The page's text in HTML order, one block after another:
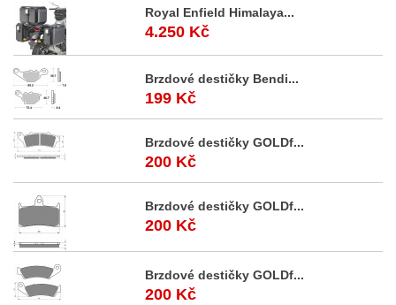
Royal Enfield Himalaya...
4.250 Kč
Brzdové destičky Bendi...
199 Kč
Brzdové destičky GOLDf...
200 Kč
Brzdové destičky GOLDf...
200 Kč
Brzdové destičky GOLDf...
200 Kč